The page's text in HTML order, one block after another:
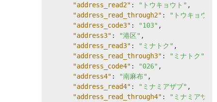
"address_read2" : "トウキョウト" ,
"address_read_through2" :
"トウキョウト
"address_code3" : "103" ,
"address3" : "港区" ,
"address_read3" : "ミナトク" ,
"address_read_through3" : "ミナトク"
"address_code4" : "026" ,
"address4" : "南麻布" ,
"address_read4" : "ミナミアザブ" ,
"address_read_through4" :
"ミナミアザブ